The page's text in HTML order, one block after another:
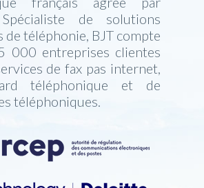
Spécialiste de solutions
de téléphonie, BJT compte
000 entreprises clientes
de fax pas internet,
téléphonique et de
téléphoniques.